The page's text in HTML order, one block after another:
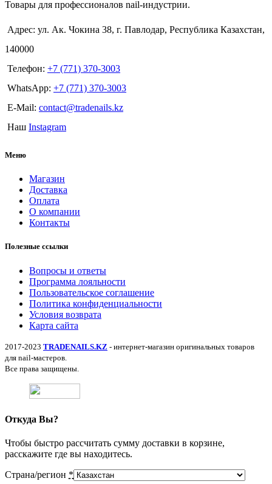
Товары для профессионалов nail-индустрии.
Адрес: ул. Ак. Чокина 38, г. Павлодар, Республика Казахстан,
140000
Телефон: +7 (771) 370-3003
WhatsApp: +7 (771) 370-3003
E-Mail: contact@tradenails.kz
Наш Instagram
Меню
Магазин
Доставка
Оплата
О компании
Контакты
Полезные ссылки
Вопросы и ответы
Программа лояльности
Пользовательское соглашение
Политика конфиденциальности
Условия возврата
Карта сайта
2017-2023 TRADENAILS.KZ - интернет-магазин оригинальных товаров
для nail-мастеров.
Все права защищены.
Откуда Вы?
Чтобы быстро рассчитать сумму доставки в корзине,
расскажите где вы находитесь.
Страна/регион *